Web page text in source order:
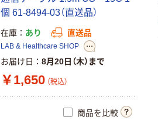
個 61-8494-03（直送品）
在庫 あり 直送品
LAB & Healthcare SHOP
お届け日 8月20日（木）まで
￥1,650 （税込）
商品を比較